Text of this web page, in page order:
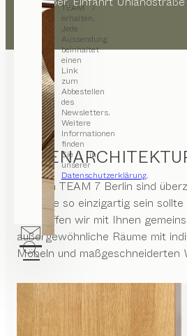
TEAM 7
erhalten.
Jede
Aussendung
beinhaltet
einen
Link
zum
Abbestellen
des
Newsletters.
Weitere
Informationen
finden
Sie in
unserer
Datenschutzerklärung.
Wir von TEAM 7 Berlin sind
Zuhause so einzigartig sein
erschaffen wir mit Ihnen
außergewöhnliche Räume mit
Möbeln und maßgeschneiderten